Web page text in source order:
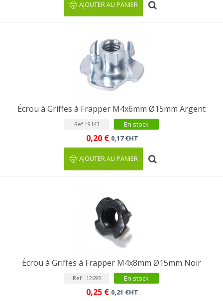
AJOUTER AU PANIER
Écrou à Griffes à Frapper M4x6mm Ø15mm Argent
Ref : 9143 En stock
0,20 € 0,17 €HT
AJOUTER AU PANIER
Écrou à Griffes à Frapper M4x8mm Ø15mm Noir
Ref : 12693 En stock
0,25 € 0,21 €HT